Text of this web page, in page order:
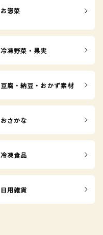
お惣菜
冷凍野菜・果実
豆腐・納豆・おかず素材
おさかな
冷凍食品
日用雑貨